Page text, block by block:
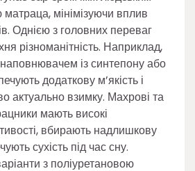
мінімізуючи вплив
Однією з головних переваг
різноманітність. Наприклад,
наповнювачем із синтепону або
додаткову м’якість і
актуально взимку. Махрові та
мають високі
вбирають надлишкову
сухість під час сну.
з поліуретановою